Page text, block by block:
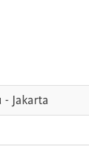
Jakarta